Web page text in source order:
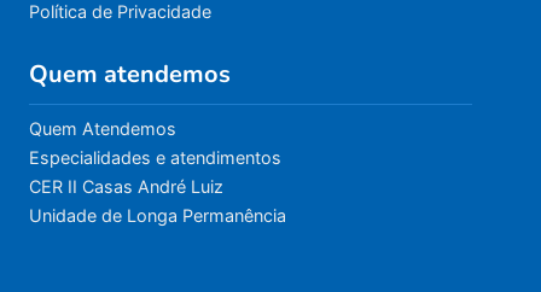
Política de Privacidade
Quem atendemos
Quem Atendemos
Especialidades e atendimentos
CER II Casas André Luiz
Unidade de Longa Permanência